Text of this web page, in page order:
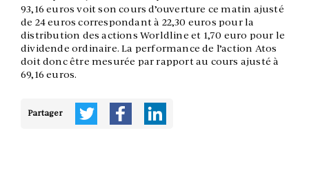
93,16 euros voit son cours d’ouverture ce matin ajusté
de 24 euros correspondant à 22,30 euros pour la
distribution des actions Worldline et 1,70 euro pour le
dividende ordinaire. La performance de l’action Atos
doit donc être mesurée par rapport au cours ajusté à
69,16 euros.
Partager